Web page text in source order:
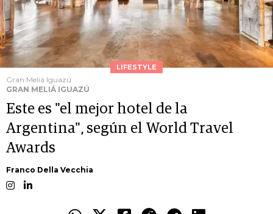
LIFESTYLE
Gran Meliá Iguazú
GRAN MELIÁ IGUAZÚ
Este es "el mejor hotel de la
Argentina", según el World Travel
Awards
Franco Della Vecchia